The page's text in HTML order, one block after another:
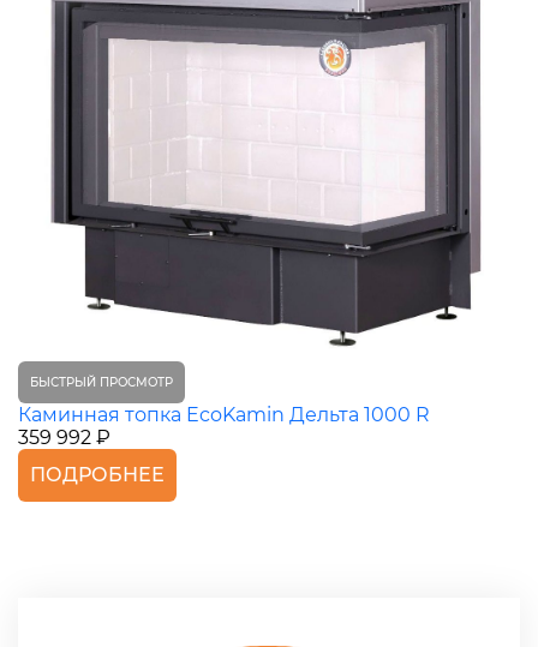
БЫСТРЫЙ ПРОСМОТР
Каминная топка EcoKamin Дельта 1000 R
359 992 ₽
ПОДРОБНЕЕ